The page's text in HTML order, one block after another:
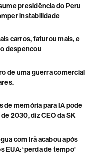
presidência do Peru
instabilidade
carros, faturou mais, e
despencou
de uma guerra comercial
de memória para IA pode
2030, diz CEO da SK
com Irã acabou após
EUA: ‘perda de tempo'